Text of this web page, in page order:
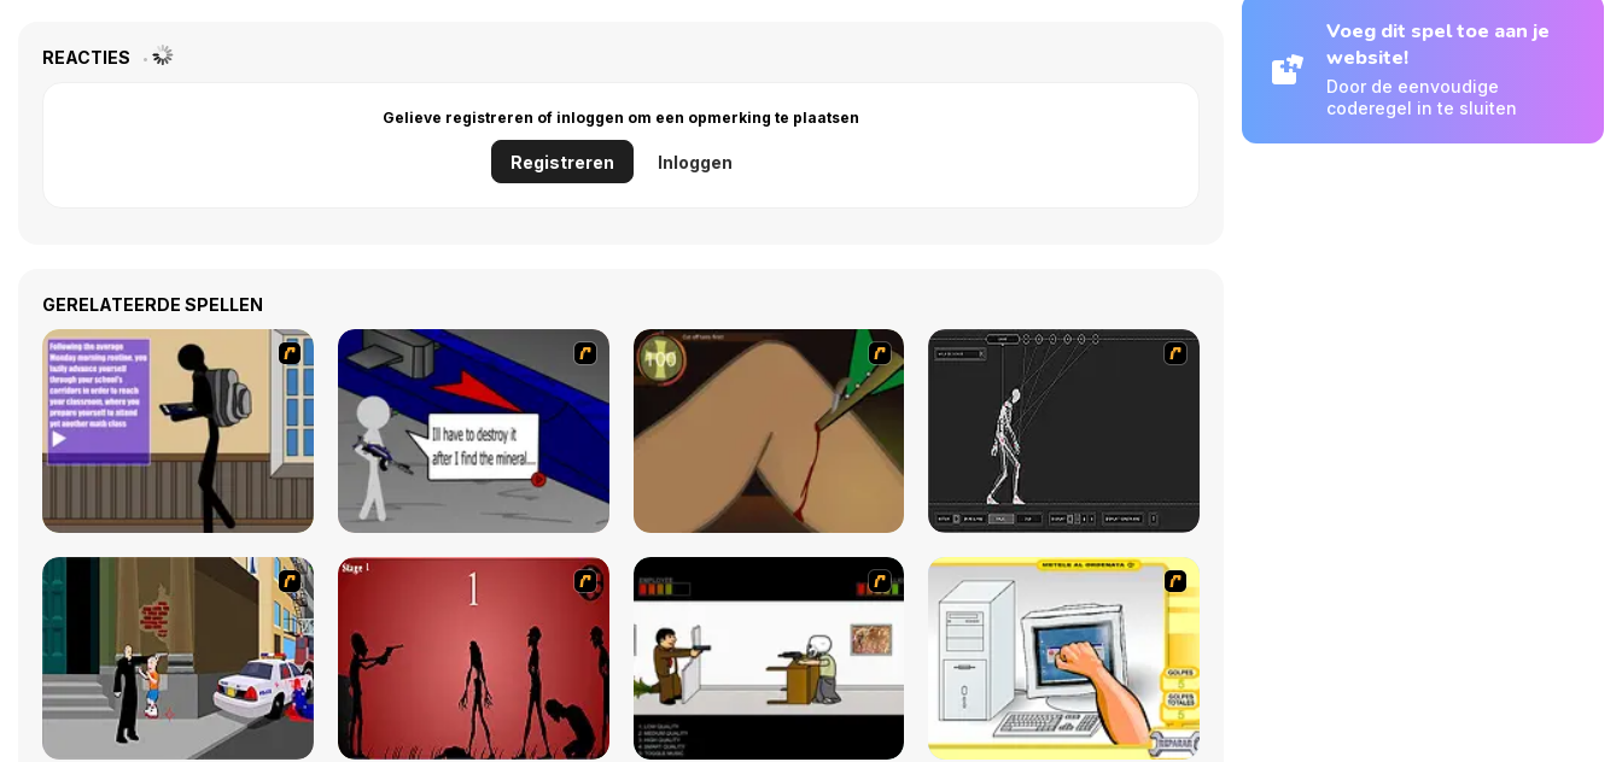
REACTIES
Gelieve registreren of inloggen om een opmerking te plaatsen
Registreren Inloggen
GERELATEERDE SPELLEN
Voeg dit spel toe aan je
website!
Door de eenvoudige
coderegel in te sluiten